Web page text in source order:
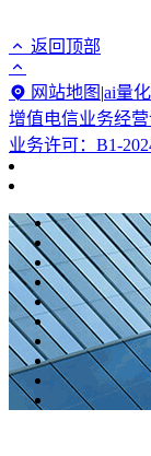
返回顶部
网站地图 |ai量
增值电信业务经
业务许可：B1-